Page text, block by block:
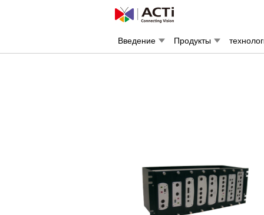
Введение Продукты